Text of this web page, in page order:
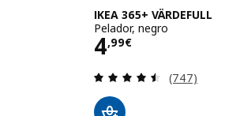
IKEA 365+ VÄRDEFULL
Pelador, negro
4,99€
Precio 4,99€
Revisa:
(747)